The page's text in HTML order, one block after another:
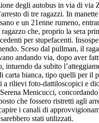
degli autobus in via di via
di tre ragazzi. In
e un 21enne rumeno,
ragazzo che, proprio la sera
per stupefacenti.
Sceso dal pullman, il
andando via, dopo aver
intuendo da subito
carta bianca, tipo quelli per il
a rilievi foto-dattiloscopici e
Menicucci,
che fossero ristretti agli
i canali di
stati utilizzati.